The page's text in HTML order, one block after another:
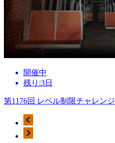
開催中
残り:3日
第1176回 レベル制限チャレンジ